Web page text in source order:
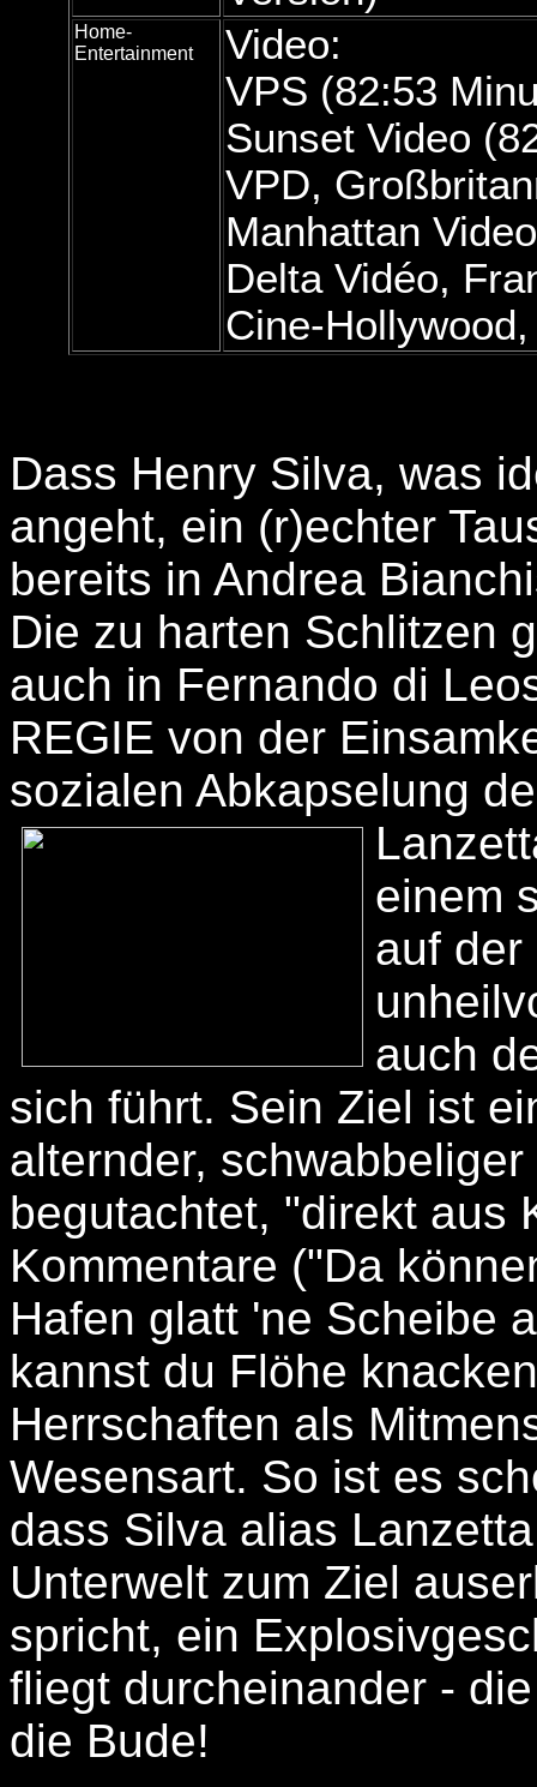
Home-
Entertainment
Video:
VPS (82:53
Sunset Video
VPD,
Manhattan
Delta Vidéo,
Cine-
Dass Henry Silva, was
angeht, ein (r)echter
bereits in Andrea
Die zu harten Schlitzen
auch in Fernando di
REGIE von der
sozialen Abkapselung
einem
auf der
auch
sich führt. Sein Ziel ist
alternder,
begutachtet, "direkt aus
Kommentare ("Da
Hafen glatt 'ne Scheibe
kannst du Flöhe
Herrschaften als
Wesensart. So ist es
dass Silva alias
Unterwelt zum Ziel
spricht, ein
fliegt durcheinander -
die Bude!